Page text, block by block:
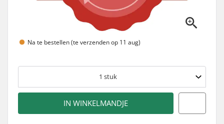
Na te bestellen (te verzenden op 11 aug)
1 stuk
IN WINKELMANDJE